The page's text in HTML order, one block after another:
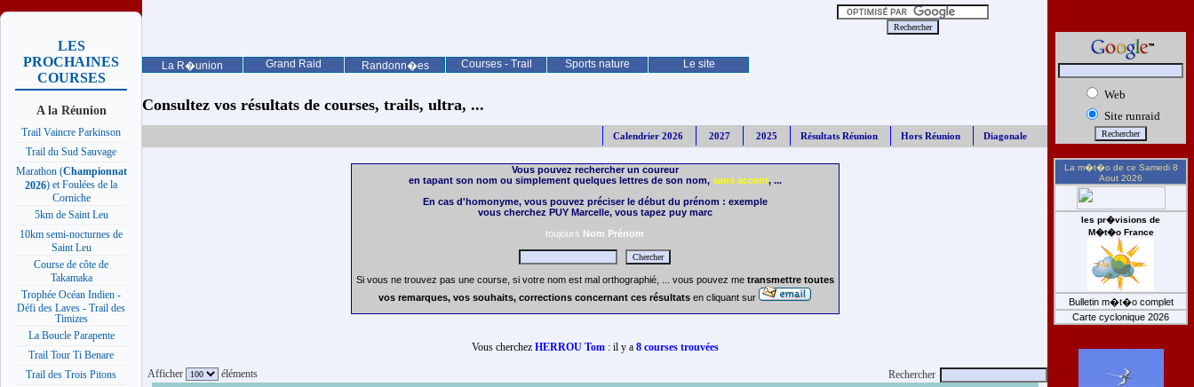
La R�union Grand Raid Randonn�es Courses - Trail Sports nature Le site
LES
PROCHAINES
COURSES
A la Réunion
Trail Vaincre Parkinson
Trail du Sud Sauvage
Marathon (Championnat
2026) et Foulées de la
Corniche
5km de Saint Leu
10km semi-nocturnes de
Saint Leu
Course de côte de
Takamaka
Trophée Océan Indien -
Défi des Laves - Trail des
Timizes
La Boucle Parapente
Trail Tour Ti Benare
Trail des Trois Pitons
Consultez vos résultats de courses, trails, ultra, ...
Calendrier 2026 2027 2025 Résultats Réunion Hors Réunion Diagonale
Vous pouvez rechercher un coureur
en tapant son nom ou simplement quelques lettres de son nom, sans accent, ...
En cas d'homonyme, vous pouvez préciser le début du prénom : exemple
vous cherchez PUY Marcelle, vous tapez puy marc
toujours Nom Prénom
Si vous ne trouvez pas une course, si votre nom est mal orthographié, ... vous pouvez me transmettre toutes
vos remarques, vos souhaits, corrections concernant ces résultats en cliquant sur
Vous cherchez HERROU Tom: il y a 8 courses trouvées
Afficher éléments Rechercher
Web
Site runraid
La m�t�o de ce Samedi 8
Aout 2026
les pr�visions de
M�t�o France
Bulletin m�t�o complet
Carte cyclonique 2026